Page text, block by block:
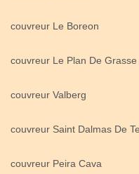
couvreur Le Boreon
couvreur Le Plan De Grasse
couvreur Valberg
couvreur Saint Dalmas De
couvreur Peira Cava